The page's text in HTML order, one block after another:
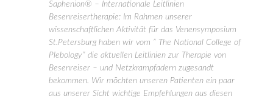
Saphenion® – Internationale Leitlinien
Besenreisertherapie: Im Rahmen unserer
wissenschaftlichen Aktivität für das Venensymposium
St.Petersburg haben wir vom ” The National College of
Plebology” die aktuellen Leitlinien zur Therapie von
Besenreiser – und Netzkrampfadern zugesandt
bekommen. Wir möchten unseren Patienten ein paar
aus unserer Sicht wichtige Empfehlungen aus diesen